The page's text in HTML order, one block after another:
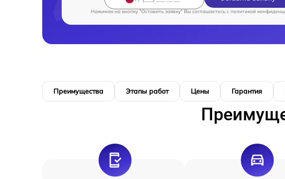
Нажимая на кнопку "Оставить заявку" Вы соглашаетесь c политикой
Преимущества Этапы работ Цены Гарантия